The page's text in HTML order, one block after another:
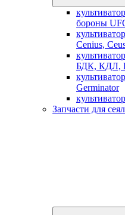
бороны
Cenius,
БДК, КДЛ,
Germinator
Запчасти для